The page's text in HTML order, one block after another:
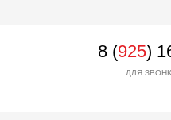
8 (925)
ДЛЯ